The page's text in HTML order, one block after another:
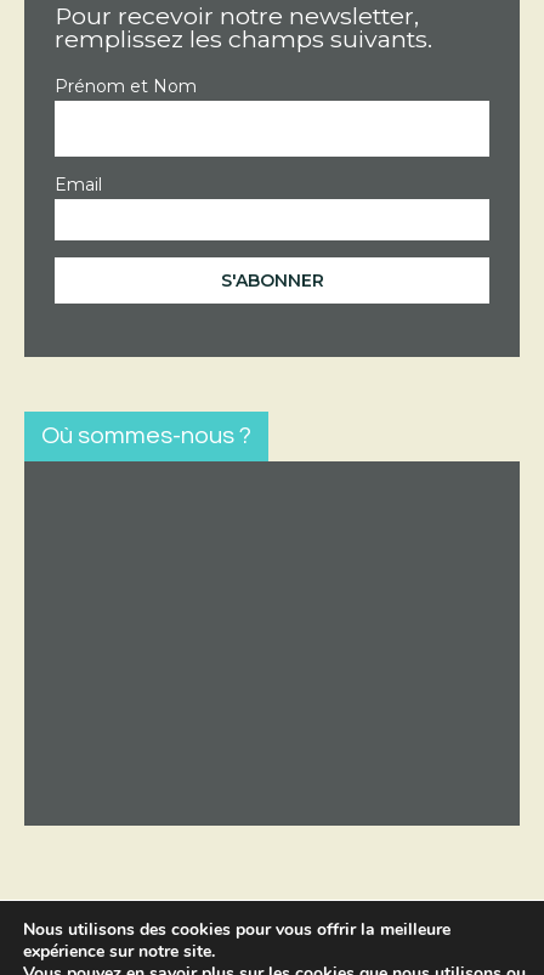
Pour recevoir notre newsletter,
remplissez les champs suivants.
Prénom et Nom
Email
Où sommes-nous ?
Copyright © 2026 par Sébastien
Nous utilisons des cookies pour vous offrir la meilleure
expérience sur notre site.